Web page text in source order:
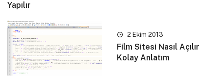
Yapılır
2 Ekim 2013
Film Sitesi Nasıl Açılır
Kolay Anlatım